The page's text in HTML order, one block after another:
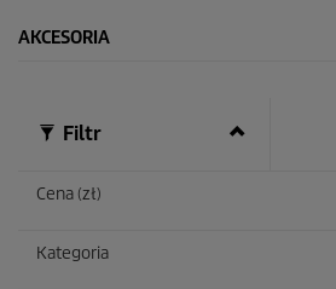
AKCESORIA
Filtr
Cena (zł)
Kategoria